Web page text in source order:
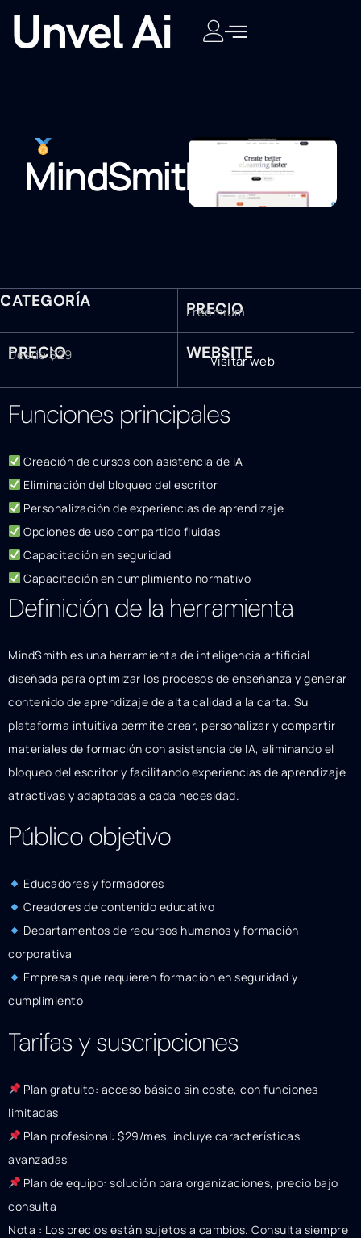
MindSmith
CATEGORÍA PRECIO
Freemium
PRECIO
Desde $29 WEBSITE
Visitar web
Funciones principales
Creación de cursos con asistencia de IA
Eliminación del bloqueo del escritor
Personalización de experiencias de aprendizaje
Opciones de uso compartido fluidas
Capacitación en seguridad
Capacitación en cumplimiento normativo
Definición de la herramienta
MindSmith es una herramienta de inteligencia artificial
diseñada para optimizar los procesos de enseñanza y generar
contenido de aprendizaje de alta calidad a la carta. Su
plataforma intuitiva permite crear, personalizar y compartir
materiales de formación con asistencia de IA, eliminando el
bloqueo del escritor y facilitando experiencias de aprendizaje
atractivas y adaptadas a cada necesidad.
Público objetivo
Educadores y formadores
Creadores de contenido educativo
Departamentos de recursos humanos y formación
corporativa
Empresas que requieren formación en seguridad y
cumplimiento
Tarifas y suscripciones
Plan gratuito: acceso básico sin coste, con funciones
limitadas
Plan profesional: $29/mes, incluye características
avanzadas
Plan de equipo: solución para organizaciones, precio bajo
consulta
Nota : Los precios están sujetos a cambios. Consulta siempre